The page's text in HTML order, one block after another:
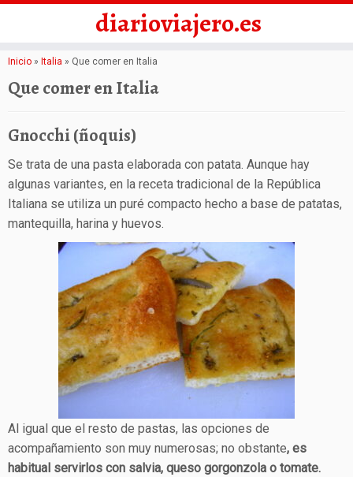
Saltar
contenido
diarioviajero.es
Inicio » Italia » Que comer en Italia
Que comer en Italia
Gnocchi (ñoquis)
Se trata de una pasta elaborada con patata. Aunque hay
algunas variantes, en la receta tradicional de la República
Italiana se utiliza un puré compacto hecho a base de patatas,
mantequilla, harina y huevos.
Al igual que el resto de pastas, las opciones de
acompañamiento son muy numerosas; no obstante, es
habitual servirlos con salvia, queso gorgonzola o tomate.